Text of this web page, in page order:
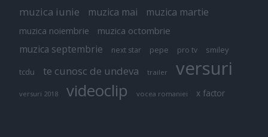
muzica iunie muzica mai muzica martie
muzica noiembrie muzica octombrie
muzica septembrie next star pepe pro tv smiley
tcdu te cunosc de undeva trailer versuri
versuri 2018 videoclip vocea romaniei x factor